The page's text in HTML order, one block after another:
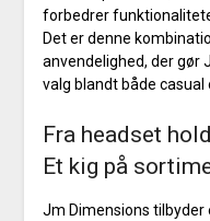
forbedrer
Det er denne
anvendelighed, der gør
valg blandt både casual
Fra headset
Et kig på
Jm Dimensions